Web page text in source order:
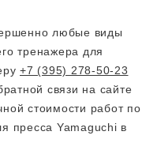
любые виды
тренажера для
+7 (395) 278-50-23
связи на сайте
стоимости работ по
пресса Yamaguchi в